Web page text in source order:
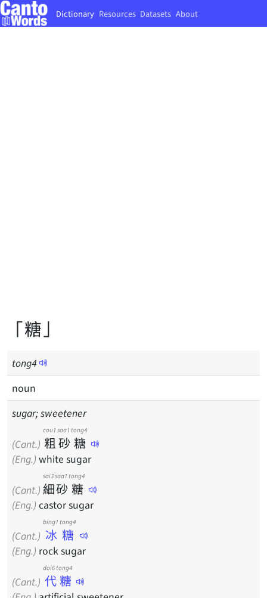
Dictionary Resources Datasets About
「糖」
tong4
noun
sugar; sweetener
(Cant.) 粗
cou1
砂
saa1
糖
tong4
(Eng.) white sugar
(Cant.) 細
sai3
砂
saa1
糖
tong4
(Eng.) castor sugar
(Cant.) 冰糖
bing1 tong4
(Eng.) rock sugar
(Cant.) 代糖
doi6 tong4